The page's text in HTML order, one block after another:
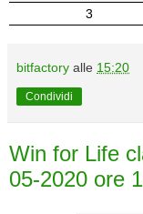
3
bitfactory alle 15:20
Condividi
Win for Life
05-2020 ore